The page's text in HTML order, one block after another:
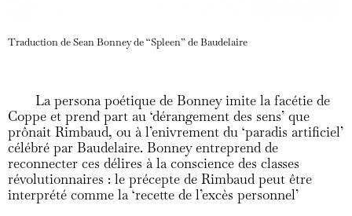
Traduction de Sean Bonney de “Spleen” de Baudelaire
La persona poétique de Bonney imite la facétie de
Coppe et prend part au ‘dérangement des sens’ que
prônait Rimbaud, ou à l’enivrement du ‘paradis artificiel’
célébré par Baudelaire. Bonney entreprend de
reconnecter ces délires à la conscience des classes
révolutionnaires : le précepte de Rimbaud peut être
interprété comme la ‘recette de l’excès personnel’